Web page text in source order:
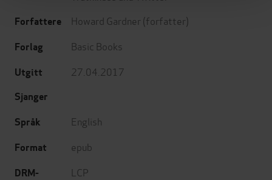
Forfattere Howard Gardner (forfatter)
Forlag Basic Books
Utgitt 27.04.2017
Sjanger
Språk
English
Format epub
DRM-
LCP